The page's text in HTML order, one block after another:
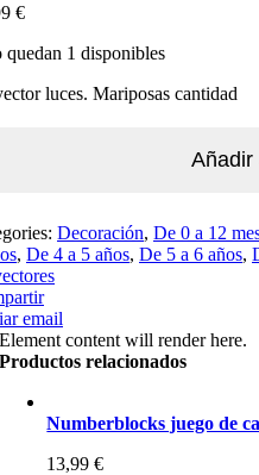
€
quedan 1 disponibles
luces. Mariposas cantidad
Añadir
Decoración, De 0 a 12
, De 4 a 5 años, De 5 a 6 años,
email
Element content will render here.
Productos relacionados
Numberblocks juego de
13,99€